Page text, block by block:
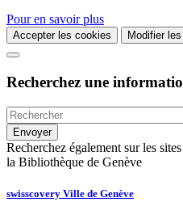
Pour en savoir plus
Accepter les cookies Modifier
Recherchez une
Recherchez également sur les
la Bibliothèque de Genève
swisscovery Ville de Genève